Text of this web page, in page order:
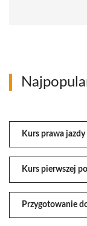
Kurs prawa jazdy
Kurs pierwszej
Przygotowanie